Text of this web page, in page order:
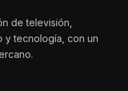
de televisión,
y tecnología, con un